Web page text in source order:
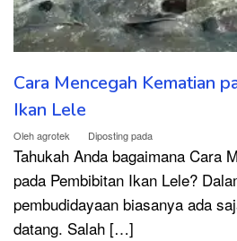
Cara Mencegah Kematian
Ikan Lele
Olehagrotek Diposting pada
Tahukah Anda bagaimana Cara
pada Pembibitan Ikan Lele?
pembudidayaan biasanya ada
datang. Salah […]